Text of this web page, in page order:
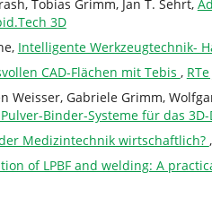
Tobias Grimm, Jan T. Sehrt,
3D
Intelligente Werkzeugtechnik-
CAD-Flächen mit Tebis ,
Weisser, Gabriele Grimm,
Binder-Systeme für das
Medizintechnik wirtschaftlich? ,
of LPBF and welding: A